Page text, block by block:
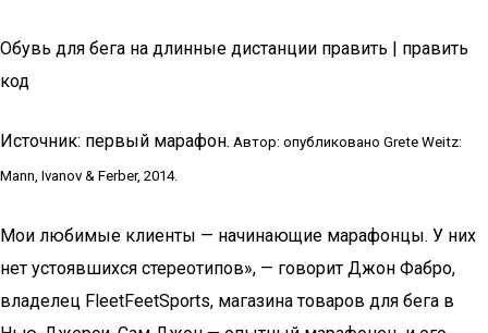
Обувь для бега на длинные дистанции править | править
код
Источник: первый марафон. Автор: опубликовано Grete Weitz:
Mann, Ivanov & Ferber, 2014.
Мои любимые клиенты — начинающие марафонцы. У них
нет устоявшихся стереотипов», — говорит Джон Фабро,
владелец FleetFeetSports, магазина товаров для бега в